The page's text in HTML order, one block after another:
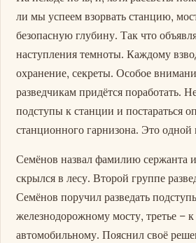
ли мы успеем взорвать станцию,
безопасную глубину. Так что
наступления темноты. Каждому
охранение, секреты. Особое
разведчикам придётся поработать.
подступы к станции и постараться
станционного гарнизона. Это
Семёнов назвал фамилию сержанта и
скрылся в лесу. Второй группе
Семёнов поручил разведать
железнодорожному мосту, третье –
автомобильному. Пояснил своё